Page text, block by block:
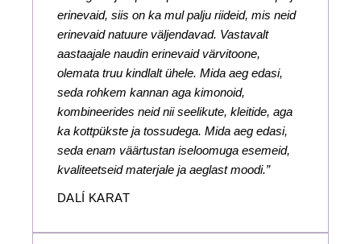
erinevaid, siis on ka mul palju riideid, mis neid
erinevaid natuure väljendavad. Vastavalt
aastaajale naudin erinevaid värvitoone,
olemata truu kindlalt ühele. Mida aeg edasi,
seda rohkem kannan aga kimonoid,
kombineerides neid nii seelikute, kleitide, aga
ka kottpükste ja tossudega. Mida aeg edasi,
seda enam väärtustan iseloomuga esemeid,
kvaliteetseid materjale ja aeglast moodi.”
DALÍ KARAT